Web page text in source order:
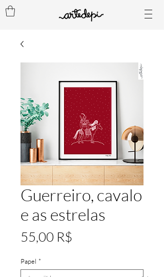
Guerreiro, cavalo
e as estrelas
55,00 R$
Papel *